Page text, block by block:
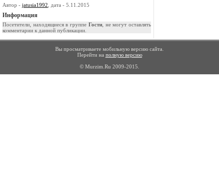
Автор - jatusia1992 , дата - 5.11.2015
Информация
Посетители, находящиеся в группе Гости, не могут оставлять
комментарии к данной публикации.
Вы просматриваете мобильную версию сайта.
Перейти на полную версию
© Murzim.Ru 2009-2015.